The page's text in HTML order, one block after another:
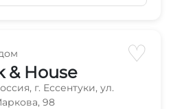
♡
& House
г. Ессентуки, ул.
98